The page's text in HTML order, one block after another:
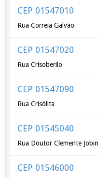
CEP 01547010
Rua Correia Galvão
CEP 01547020
Rua Crisoberilo
CEP 01547090
Rua Crisólita
CEP 01545040
Rua Doutor Clemente
CEP 01546000